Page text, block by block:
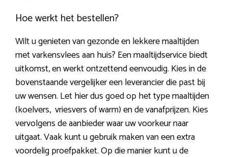
Hoe werkt het bestellen?
Wilt u genieten van gezonde en lekkere maaltijden
met varkensvlees aan huis? Een maaltijdservice biedt
uitkomst, en werkt ontzettend eenvoudig. Kies in de
bovenstaande vergelijker een leverancier die past bij
uw wensen. Let hier dus goed op het type maaltijden
(koelvers, vriesvers of warm) en de vanafprijzen. Kies
vervolgens de aanbieder waar uw voorkeur naar
uitgaat. Vaak kunt u gebruik maken van een extra
voordelig proefpakket. Op die manier kunt u de